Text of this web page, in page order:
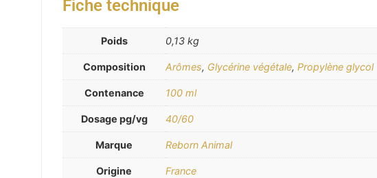
Fiche technique
Poids 0,13 kg
Composition Arômes, Glycérine végétale, Propylène glycol
Contenance 100 ml
Dosage pg/vg 40/60
Marque Reborn Animal
Origine France